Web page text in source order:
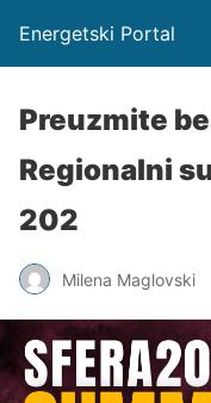
Energetski Portal
Preuzmite
Regionalni
202
Milena Maglovski